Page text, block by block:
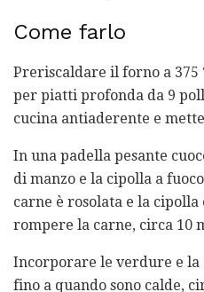
Come farlo
Preriscaldare il forno a 375
per piatti profonda da 9
cucina antiaderente e
In una padella pesante
di manzo e la cipolla a
carne è rosolata e la
rompere la carne, circa 10
Incorporare le verdure e la
fino a quando sono calde,